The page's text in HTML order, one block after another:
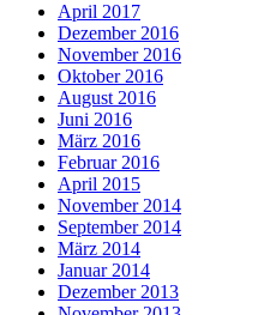
April 2017
Dezember 2016
November 2016
Oktober 2016
August 2016
Juni 2016
März 2016
Februar 2016
April 2015
November 2014
September 2014
März 2014
Januar 2014
Dezember 2013